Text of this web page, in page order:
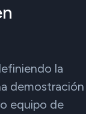
la
demostración
equipo de